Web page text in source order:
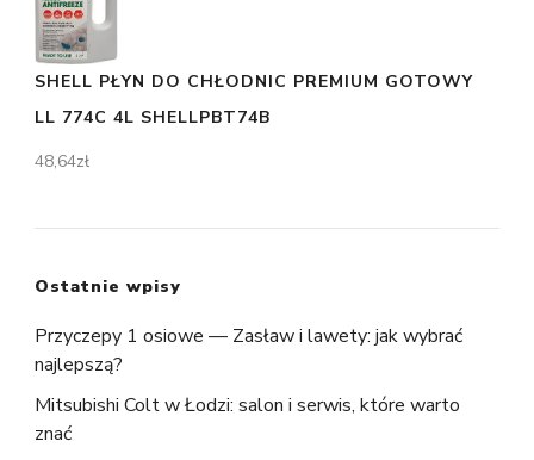
SHELL PŁYN DO CHŁODNIC PREMIUM GOTOWY
LL 774C 4L SHELLPBT74B
48,64zł
Ostatnie wpisy
Przyczepy 1 osiowe — Zasław i lawety: jak wybrać
najlepszą?
Mitsubishi Colt w Łodzi: salon i serwis, które warto
znać